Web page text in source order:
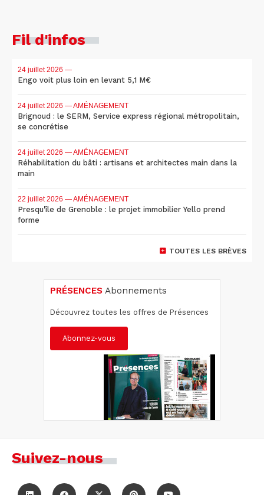
Fil d'infos
24 juillet 2026 —
Engo voit plus loin en levant 5,1 M€
24 juillet 2026 — AMÉNAGEMENT
Brignoud : le SERM, Service express régional métropolitain,
se concrétise
24 juillet 2026 — AMÉNAGEMENT
Réhabilitation du bâti : artisans et architectes main dans la
main
22 juillet 2026 — AMÉNAGEMENT
Presqu'île de Grenoble : le projet immobilier Yello prend
forme
TOUTES LES BRÈVES
PRÉSENCES Abonnements
Découvrez toutes les offres de Présences
Abonnez-vous
Suivez-nous